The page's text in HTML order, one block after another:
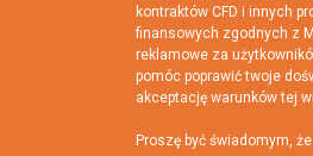
kontraktów CFD i innych
finansowych zgodnych z
reklamowe za
pomóc poprawić twoje
akceptację warunków tej
Proszę być świadomym,